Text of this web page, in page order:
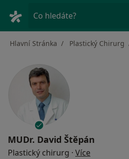
Co hledáte?
Hlavní Stránka Plastický Chirurg
MUDr. David Štěpán
Plastický chirurg · Více